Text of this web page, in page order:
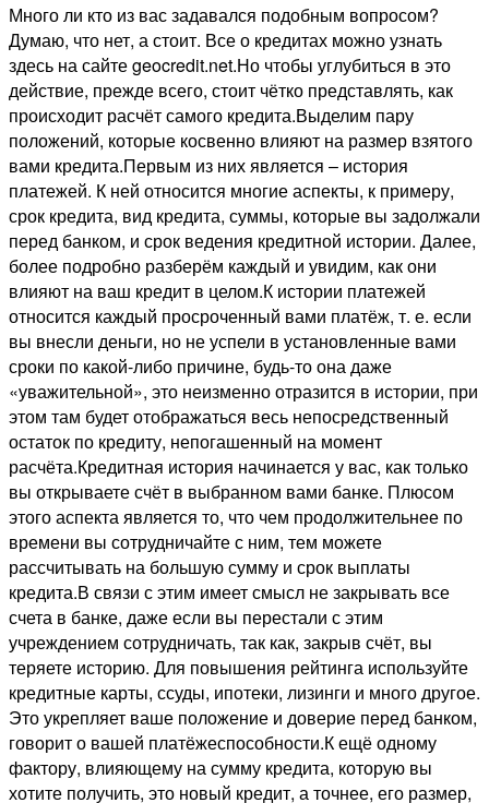
Много ли кто из вас задавался подобным вопросом?
Думаю, что нет, а стоит. Все о кредитах можно узнать
здесь на сайте geocredit.net.Но чтобы углубиться в это
действие, прежде всего, стоит чётко представлять, как
происходит расчёт самого кредита.Выделим пару
положений, которые косвенно влияют на размер взятого
вами кредита.Первым из них является – история
платежей. К ней относится многие аспекты, к примеру,
срок кредита, вид кредита, суммы, которые вы задолжали
перед банком, и срок ведения кредитной истории. Далее,
более подробно разберём каждый и увидим, как они
влияют на ваш кредит в целом.К истории платежей
относится каждый просроченный вами платёж, т. е. если
вы внесли деньги, но не успели в установленные вами
сроки по какой-либо причине, будь-то она даже
«уважительной», это неизменно отразится в истории, при
этом там будет отображаться весь непосредственный
остаток по кредиту, непогашенный на момент
расчёта.Кредитная история начинается у вас, как только
вы открываете счёт в выбранном вами банке. Плюсом
этого аспекта является то, что чем продолжительнее по
времени вы сотрудничайте с ним, тем можете
рассчитывать на большую сумму и срок выплаты
кредита.В связи с этим имеет смысл не закрывать все
счета в банке, даже если вы перестали с этим
учреждением сотрудничать, так как, закрыв счёт, вы
теряете историю. Для повышения рейтинга используйте
кредитные карты, ссуды, ипотеки, лизинги и много другое.
Это укрепляет ваше положение и доверие перед банком,
говорит о вашей платёжеспособности.К ещё одному
фактору, влияющему на сумму кредита, которую вы
хотите получить, это новый кредит, а точнее, его размер,